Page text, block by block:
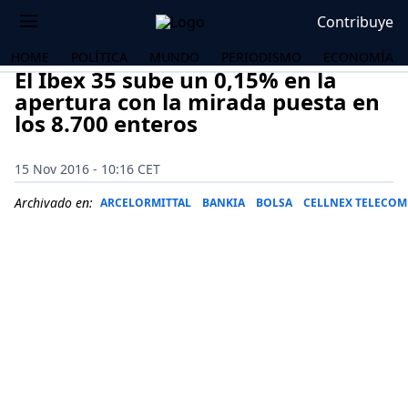
Contribuye
HOME POLÍTICA MUNDO PERIODISMO ECONOMÍA
El Ibex 35 sube un 0,15% en la
apertura con la mirada puesta en
los 8.700 enteros
15 Nov 2016 - 10:16 CET
Archivado en: ARCELORMITTAL BANKIA BOLSA CELLNEX TELECOM